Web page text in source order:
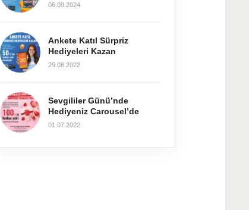
06.09.2024
Ankete Katıl Sürpriz
Hediyeleri Kazan
29.08.2022
Sevgililer Günü’nde
Hediyeniz Carousel’de
01.07.2022